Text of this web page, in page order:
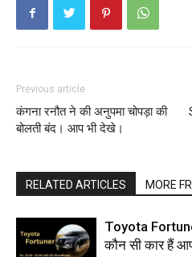
Previous article
कंगना रनौत ने की अनुपमा चोपड़ा की
बोलती बंद। आप भी देखे।
RELATED ARTICLES MORE
Toyota
कौन सी कार हैं